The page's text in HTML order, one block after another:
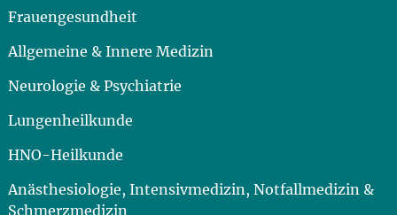
Frauengesundheit
Allgemeine & Innere Medizin
Neurologie & Psychiatrie
Lungenheilkunde
HNO-Heilkunde
Anästhesiologie, Intensivmedizin, Notfallmedizin &
Schmerzmedizin